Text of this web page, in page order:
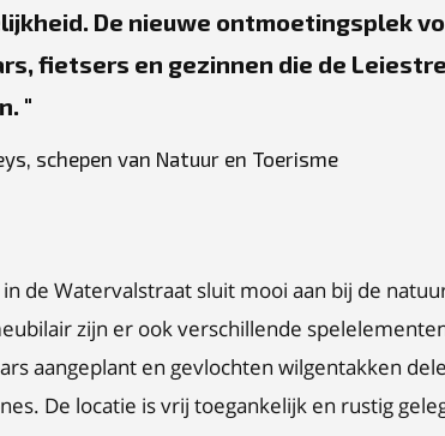
De nieuwe ontmoetingsplek
fietsers en gezinnen die de
schepen van Natuur en Toerisme
de Watervalstraat sluit mooi aan bij de
zijn er ook verschillende
aangeplant en gevlochten wilgentakken
De locatie is vrij toegankelijk en rustig